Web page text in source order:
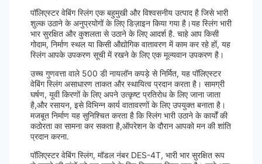
पॉलिएस्टर वेबिंग स्लिंग एक बहुमुखी और विश्वसनीय उत्पाद है जिसे भारी
शुल्क उठाने के अनुप्रयोगों के लिए डिज़ाइन किया गया है।यह स्लिंग भारी
भार सुरक्षित और कुशलता से उठाने के लिए आदर्श है. चाहे आप किसी
गोदाम, निर्माण स्थल या किसी औद्योगिक वातावरण में काम कर रहे हों, यह
स्लिंग आपके उपकरण सूची में रखने के लिए एक मूल्यवान उपकरण है।
उच्च गुणवत्ता वाले 500 डी नायलॉन कपड़े से निर्मित, यह पॉलिएस्टर
वेबिंग स्लिंग असाधारण ताकत और स्थायित्व प्रदान करता है। सामग्री
घर्षण, यूवी किरणों के लिए अपने उत्कृष्ट प्रतिरोध के लिए जाना जाता
है,और रसायन, इसे विभिन्न कार्य वातावरणों के लिए उपयुक्त बनाता है।
मजबूत निर्माण यह सुनिश्चित करता है कि स्लिंग भारी उठाने के कार्यों की
कठोरता का सामना कर सकता है,ऑपरेशन के दौरान आपको मन की शांति
प्रदान करना.
पॉलिएस्टर वेबिंग स्लिंग, मॉडल नंबर DES-4T, भारी भार सुरक्षित रूप